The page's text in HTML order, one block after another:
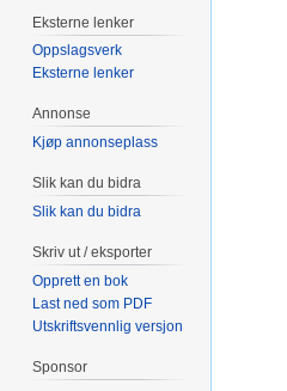
Eksterne lenker
Oppslagsverk
Eksterne lenker
Annonse
Kjøp annonseplass
Slik kan du bidra
Slik kan du bidra
Skriv ut / eksporter
Opprett en bok
Last ned som PDF
Utskriftsvennlig versjon
Sponsor